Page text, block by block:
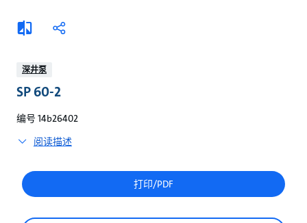
添
加
较
分
深井泵
SP 60-2
编号 14b26402
阅读描述
打印/PDF